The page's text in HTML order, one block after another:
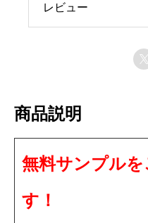
レビュー
レビュー投稿に
会

商品説明
無料サンプル
す！